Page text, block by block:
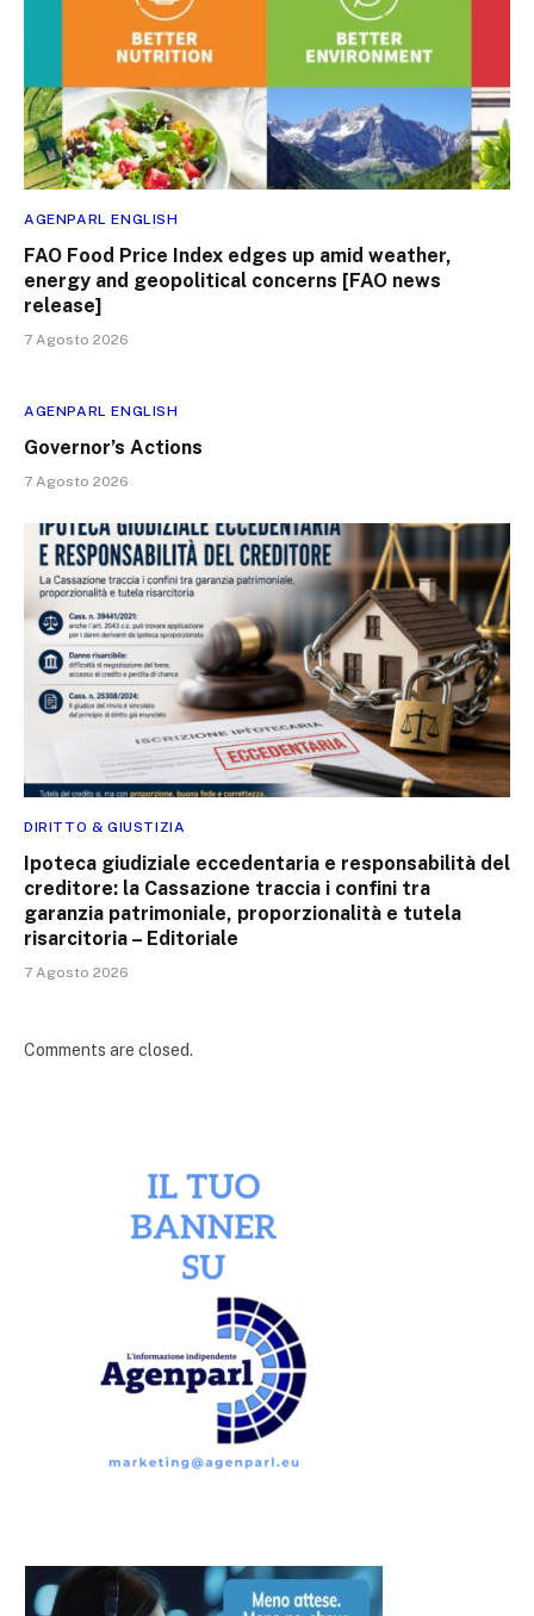
AGENPARL ENGLISH
FAO Food Price Index edges up amid weather,
energy and geopolitical concerns [FAO news
release]
7 Agosto 2026
AGENPARL ENGLISH
Governor’s Actions
7 Agosto 2026
DIRITTO & GIUSTIZIA
Ipoteca giudiziale eccedentaria e responsabilità del
creditore: la Cassazione traccia i confini tra
garanzia patrimoniale, proporzionalità e tutela
risarcitoria – Editoriale
7 Agosto 2026
Comments are closed.